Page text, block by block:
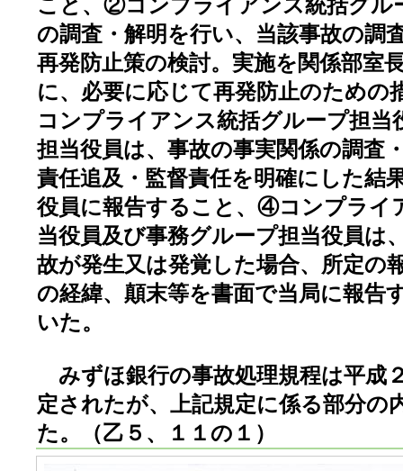
こと、②コンプライアンス統括グル
の調査・解明を行い、当該事故の調
再発防止策の検討。実施を関係部室
に、必要に応じて再発防止のため
コンプライアンス統括グループ担当
担当役員は、事故の事実関係の調査
責任追及・監督責任を明確にした結
役員に報告すること、④コンプライ
当役員及び事務グループ担当役員は
故が発生又は発覚した場合、所定の
の経緯、顛末等を書面で当局に報告
いた。
みずほ銀行の事故処理規程は平成
定されたが、上記規定に係る部分の
た。（乙５、１１の１）